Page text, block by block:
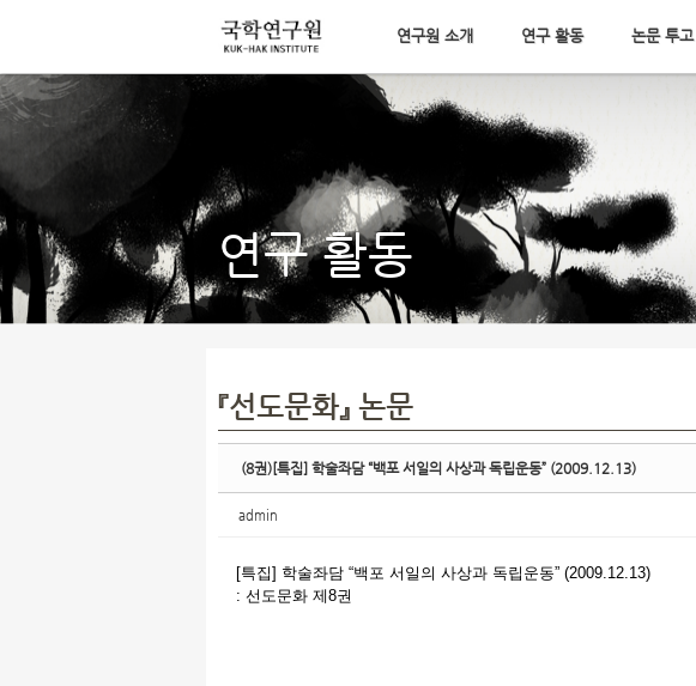
메뉴 건너뛰기
연구원 소개 연구 활동 논문 투고
연구 활동
『선도문화』 논문
(8권)[특집] 학술좌담 “백포 서일의 사상과 독립운동” (2009.12.13)
admin
[특집] 학술좌담 “백포 서일의 사상과 독립운동” (2009.12.13)
: 선도문화 제8권
Sketchbook5, 스케치북5
Sketchbook5, 스케치북5